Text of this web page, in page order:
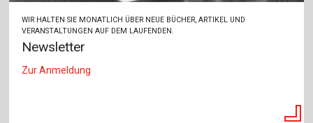
WIR HALTEN SIE MONATLICH ÜBER NEUE BÜCHER, ARTIKEL UND
VERANSTALTUNGEN AUF DEM LAUFENDEN.
Newsletter
Zur Anmeldung